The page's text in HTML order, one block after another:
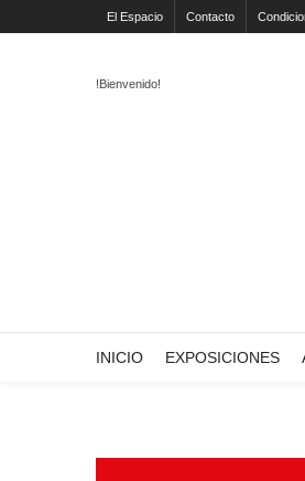
El Espacio Contacto
!Bienvenido!
INICIO EXPOSICIONES